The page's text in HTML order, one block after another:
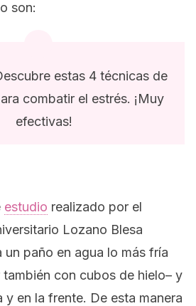
son:
estas 4 técnicas de
combatir el estrés. ¡Muy
efectivas!
estudio realizado por el
Lozano Blesa
un paño en agua lo más fría
con cubos de hielo– y
y en la frente. De esta manera